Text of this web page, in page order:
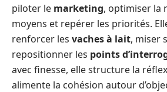
piloter le marketing, optimiser la
moyens et repérer les priorités.
renforcer les vaches à lait, miser
repositionner les points
avec finesse, elle structure la
alimente la cohésion autour